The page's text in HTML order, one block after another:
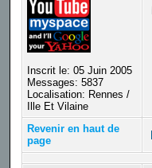
Inscrit le: 05 Juin 2005
Messages: 5837
Localisation: Rennes /
Ille Et Vilaine
Revenir en haut de
page